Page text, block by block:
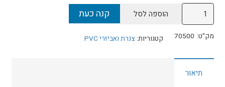
כמות
של
ממיס
PVC
תכולה
הוספה לסל קנה כעת
מק"ט: 70500 קטגוריות: צנרת ואביזרי PVC
תיאור